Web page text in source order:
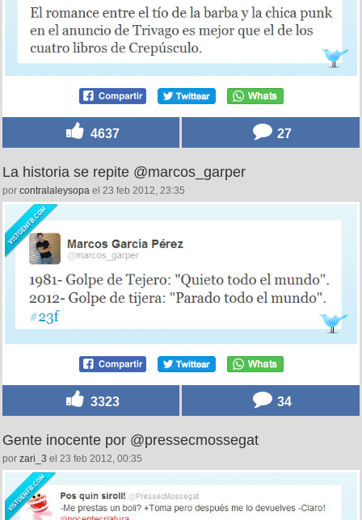
4637 27
La historia se repite @marcos_garper
por contralaleysopa el 23 feb 2012, 23:35
3323 34
Gente inocente por @pressecmossegat
por zari_3 el 23 feb 2012, 00:35